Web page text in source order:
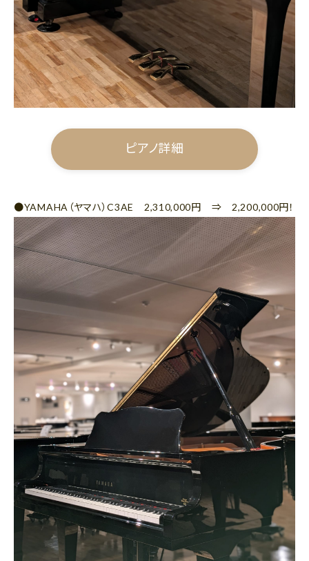
ピアノ詳細
●YAMAHA（ヤマハ）C3AE 2,310,000円 ⇒ 2,200,000円！